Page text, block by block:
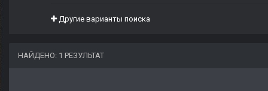
Другие варианты поиска
НАЙДЕНО: 1 РЕЗУЛЬТАТ